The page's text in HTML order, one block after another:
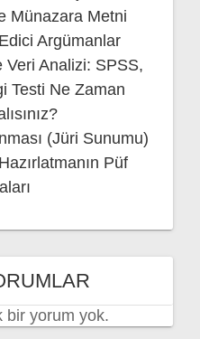
Münazara Metni
Argümanlar
Veri Analizi: SPSS,
Testi Ne Zaman
(Jüri Sunumu)
Püf
bir yorum yok.